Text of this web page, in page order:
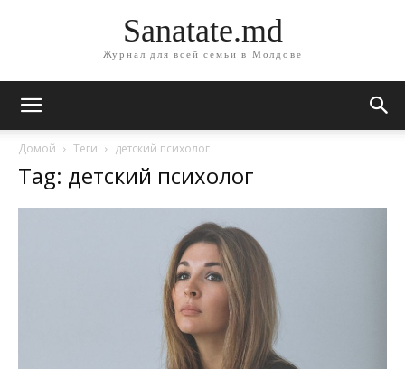
Sanatate.md
Журнал для всей семьи в Молдове
Домой Теги детский психолог
Tag: детский психолог